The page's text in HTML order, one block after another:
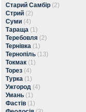
Старий Самбір (2)
Стрий (2)
Суми (4)
Тараща (1)
Теребовля (2)
Тернівка (1)
Тернопіль (13)
Токмак (1)
Торез (4)
Турка (1)
Ужгород (4)
Умань (1)
Фастів (1)